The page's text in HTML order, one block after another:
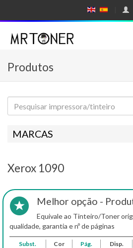
N
SP
Produtos
MARCAS
Xerox 1090
Melhor opção -
Equivale ao Tinteiro/Toner
qualidade, garantia e nº de páginas
Subst. Cor Pág. Disp.